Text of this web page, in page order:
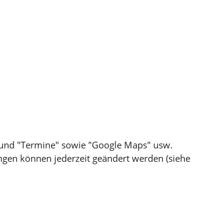
"Termine" sowie "Google Maps" usw.
können jederzeit geändert werden (siehe